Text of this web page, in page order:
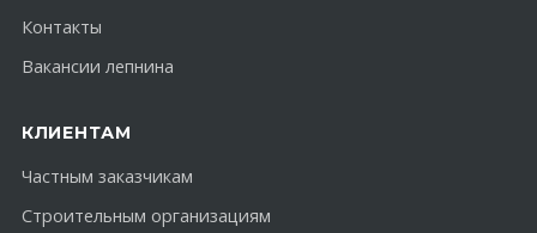
Контакты
Вакансии лепнина
КЛИЕНТАМ
Частным заказчикам
Строительным организациям